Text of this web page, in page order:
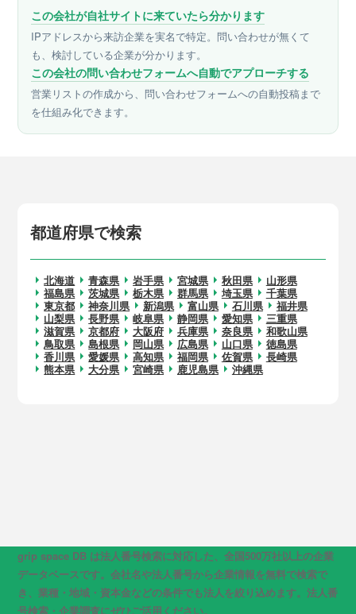
この会社が自社サイトに来ていたら分かります
IPアドレスから来訪企業を実名で特定。問い合わせが無くて
も、検討している企業が分かります。
この会社の問い合わせフォームへ自動でアプローチする
営業リストの作成から、問い合わせフォームへの自動投稿まで
を仕組み化できます。
都道府県で検索
北海道 青森県 岩手県 宮城県 秋田県
山形県
福島県
茨城県 栃木県 群馬県 埼玉県
千葉県
東京都
神奈川県 新潟県 富山県 石川県
福井県
山梨県
長野県 岐阜県 静岡県 愛知県
三重県
滋賀県
京都府 大阪府 兵庫県 奈良県
和歌山県
鳥取県
島根県 岡山県 広島県 山口県
徳島県
香川県
愛媛県 高知県 福岡県 佐賀県
長崎県
熊本県
大分県 宮崎県 鹿児島県 沖縄県
grip space DB は法人番号検索に対応した、全国500万社以上の企業
データベースです。会社名や法人番号から企業情報を無料で検索で
き、業種・地域・資本金などの条件でも法人を絞り込めます。法人番
号検索・企業調査にぜひご活用ください。